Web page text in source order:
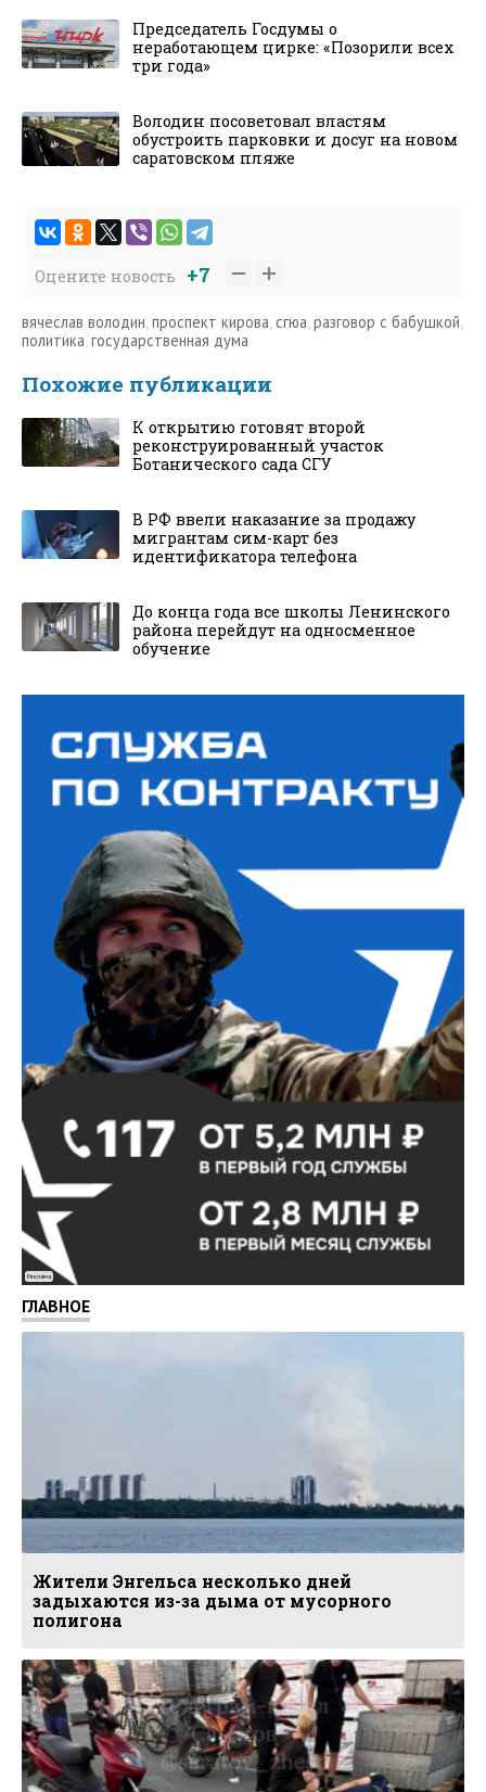
Председатель Госдумы о
неработающем цирке: «Позорили всех
три года»
Володин посоветовал властям
обустроить парковки и досуг на новом
саратовском пляже
Оцените новость +7
вячеслав володин,проспект кирова, сгюа,разговор с бабушкой,
политика,государственная дума
Похожие публикации
К открытию готовят второй
реконструированный участок
Ботанического сада СГУ
В РФ ввели наказание за продажу
мигрантам сим-карт без
идентификатора телефона
До конца года все школы Ленинского
района перейдут на односменное
обучение
Реклама
ГЛАВНОЕ
Жители Энгельса несколько дней
задыхаются из-за дыма от мусорного
полигона